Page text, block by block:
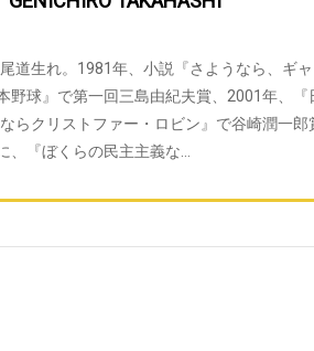
道生れ。1981年、小説『さようなら、ギ
野球』で第一回三島由紀夫賞、2001年、
らクリストファー・ロビン』で谷崎潤一
、『ぼくらの民主主義な…